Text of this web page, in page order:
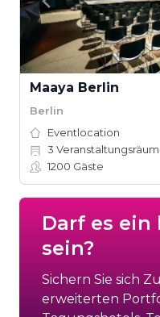
Maaya Berlin
Berlin
Eventlocation
3
1200 Gäste
Darf es
sein?
Sichern Sie sich
erweiterten